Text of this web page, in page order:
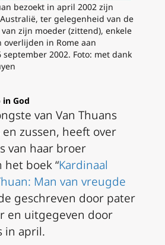
bezoekt in april 2002 zijn
ter gelegenheid van de
zijn moeder (zittend), enkele
overlijden in Rome aan
september 2002. Foto: met dank
God
van Van Thuans
zussen, heeft over
van haar broer
het boek “Kardinaal
Man van vreugde
geschreven door pater
en uitgegeven door
in april.